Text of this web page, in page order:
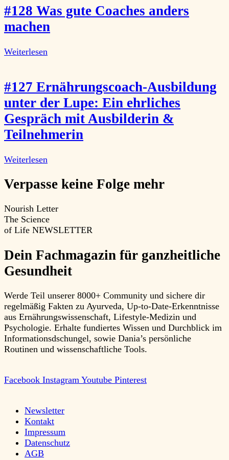
#128 Was gute Coaches anders
machen
Weiterlesen
#127 Ernährungscoach-Ausbildung
unter der Lupe: Ein ehrliches
Gespräch mit Ausbilderin &
Teilnehmerin
Weiterlesen
Verpasse keine Folge mehr
Nourish Letter
The Science
of Life NEWSLETTER
Dein Fachmagazin für ganzheitliche
Gesundheit
Werde Teil unserer 8000+ Community und sichere dir
regelmäßig Fakten zu Ayurveda, Up-to-Date-Erkenntnisse
aus Ernährungswissenschaft, Lifestyle-Medizin und
Psychologie. Erhalte fundiertes Wissen und Durchblick im
Informationsdschungel, sowie Dania’s persönliche
Routinen und wissenschaftliche Tools.
Facebook Instagram Youtube Pinterest
Newsletter
Kontakt
Impressum
Datenschutz
AGB